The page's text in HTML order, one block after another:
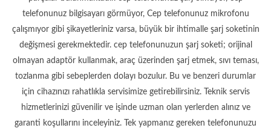
telefonunuz bilgisayarı görmüyor, Cep telefonunuz mikrofonu
çalışmıyor gibi şikayetleriniz varsa, büyük bir ihtimalle şarj soketinin
değişmesi gerekmektedir. cep telefonunuzun şarj soketi; orijinal
olmayan adaptör kullanmak, araç üzerinden şarj etmek, sıvı teması,
tozlanma gibi sebeplerden dolayı bozulur. Bu ve benzeri durumlar
için cihazınızı rahatlıkla servisimize getirebilirsiniz. Teknik servis
hizmetlerinizi güvenilir ve işinde uzman olan yerlerden alınız ve
garanti koşullarını inceleyiniz. Tek yapmanız gereken telefonunuzu